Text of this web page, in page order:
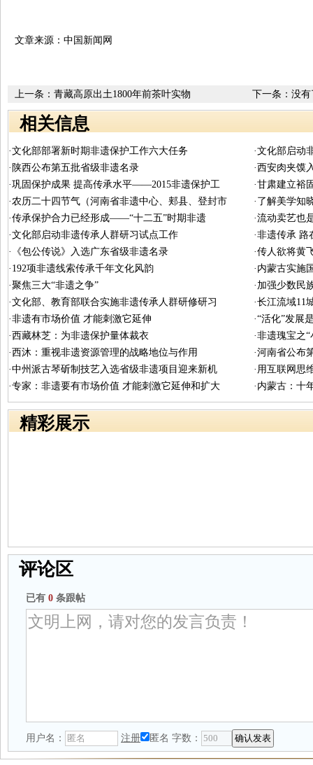
文章来源：中国新闻网
下一条：没有
上一条： 青藏高原出土1800年前茶叶实物
相关信息
·文化部部署新时期非遗保护工作六大任务
·文化部启动
·陕西公布第五批省级非遗名录
·西安肉夹馍
·巩固保护成果 提高传承水平——2015非遗保护工
·甘肃建立裕
·农历二十四节气（河南省非遗中心、郏县、登封市
·了解美学知
·传承保护合力已经形成——“十二五”时期非遗
·流动卖艺也
·文化部启动非遗传承人群研习试点工作
·非遗传承
·《包公传说》入选广东省级非遗名录
·传人欲将黄
·192项非遗线索传承千年文化风韵
·内蒙古实施
·聚焦三大“非遗之争”
·加强少数民
·文化部、教育部联合实施非遗传承人群研修研习
·长江流域11
·非遗有市场价值 才能刺激它延伸
·“活化”发展
·西藏林芝：为非遗保护量体裁衣
·非遗瑰宝之
·西沐：重视非遗资源管理的战略地位与作用
·河南省公布
·中州派古琴斫制技艺入选省级非遗项目迎来新机
·用互联网思
·专家：非遗要有市场价值 才能刺激它延伸和扩大
·内蒙古：十
精彩展示
评论区
已有 0 条跟帖
用户名： 注册 匿名 字数：